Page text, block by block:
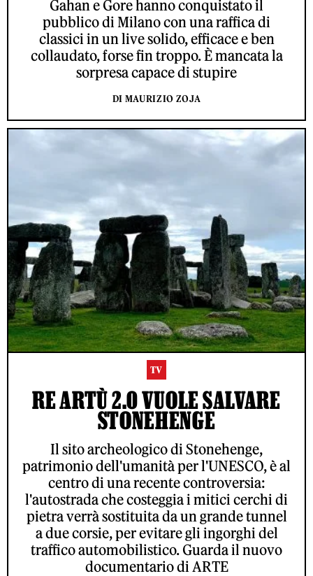
Gahan e Gore hanno conquistato il
pubblico di Milano con una raffica di
classici in un live solido, efficace e ben
collaudato, forse fin troppo. È mancata la
sorpresa capace di stupire
DI MAURIZIO ZOJA
TV
RE ARTÙ 2.0 VUOLE SALVARE
STONEHENGE
Il sito archeologico di Stonehenge,
patrimonio dell'umanità per l'UNESCO, è al
centro di una recente controversia:
l'autostrada che costeggia i mitici cerchi di
pietra verrà sostituita da un grande tunnel
a due corsie, per evitare gli ingorghi del
traffico automobilistico. Guarda il nuovo
documentario di ARTE